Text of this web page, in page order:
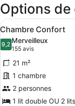
Options de
Afficher
toutes
les
photos
pour
ce
type
de
7
Chambre Confort
9,29,2 sur 10
Merveilleux
155 avis
(155 avis)
21 m²
1 chambre
2 personnes
1 lit double OU 2